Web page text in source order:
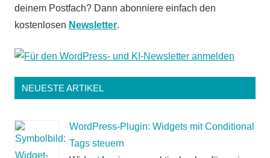
deinem Postfach? Dann abonniere einfach den
kostenlosen Newsletter.
NEUESTE ARTIKEL
WordPress-Plugin: Widgets mit Conditional
Tags steuern